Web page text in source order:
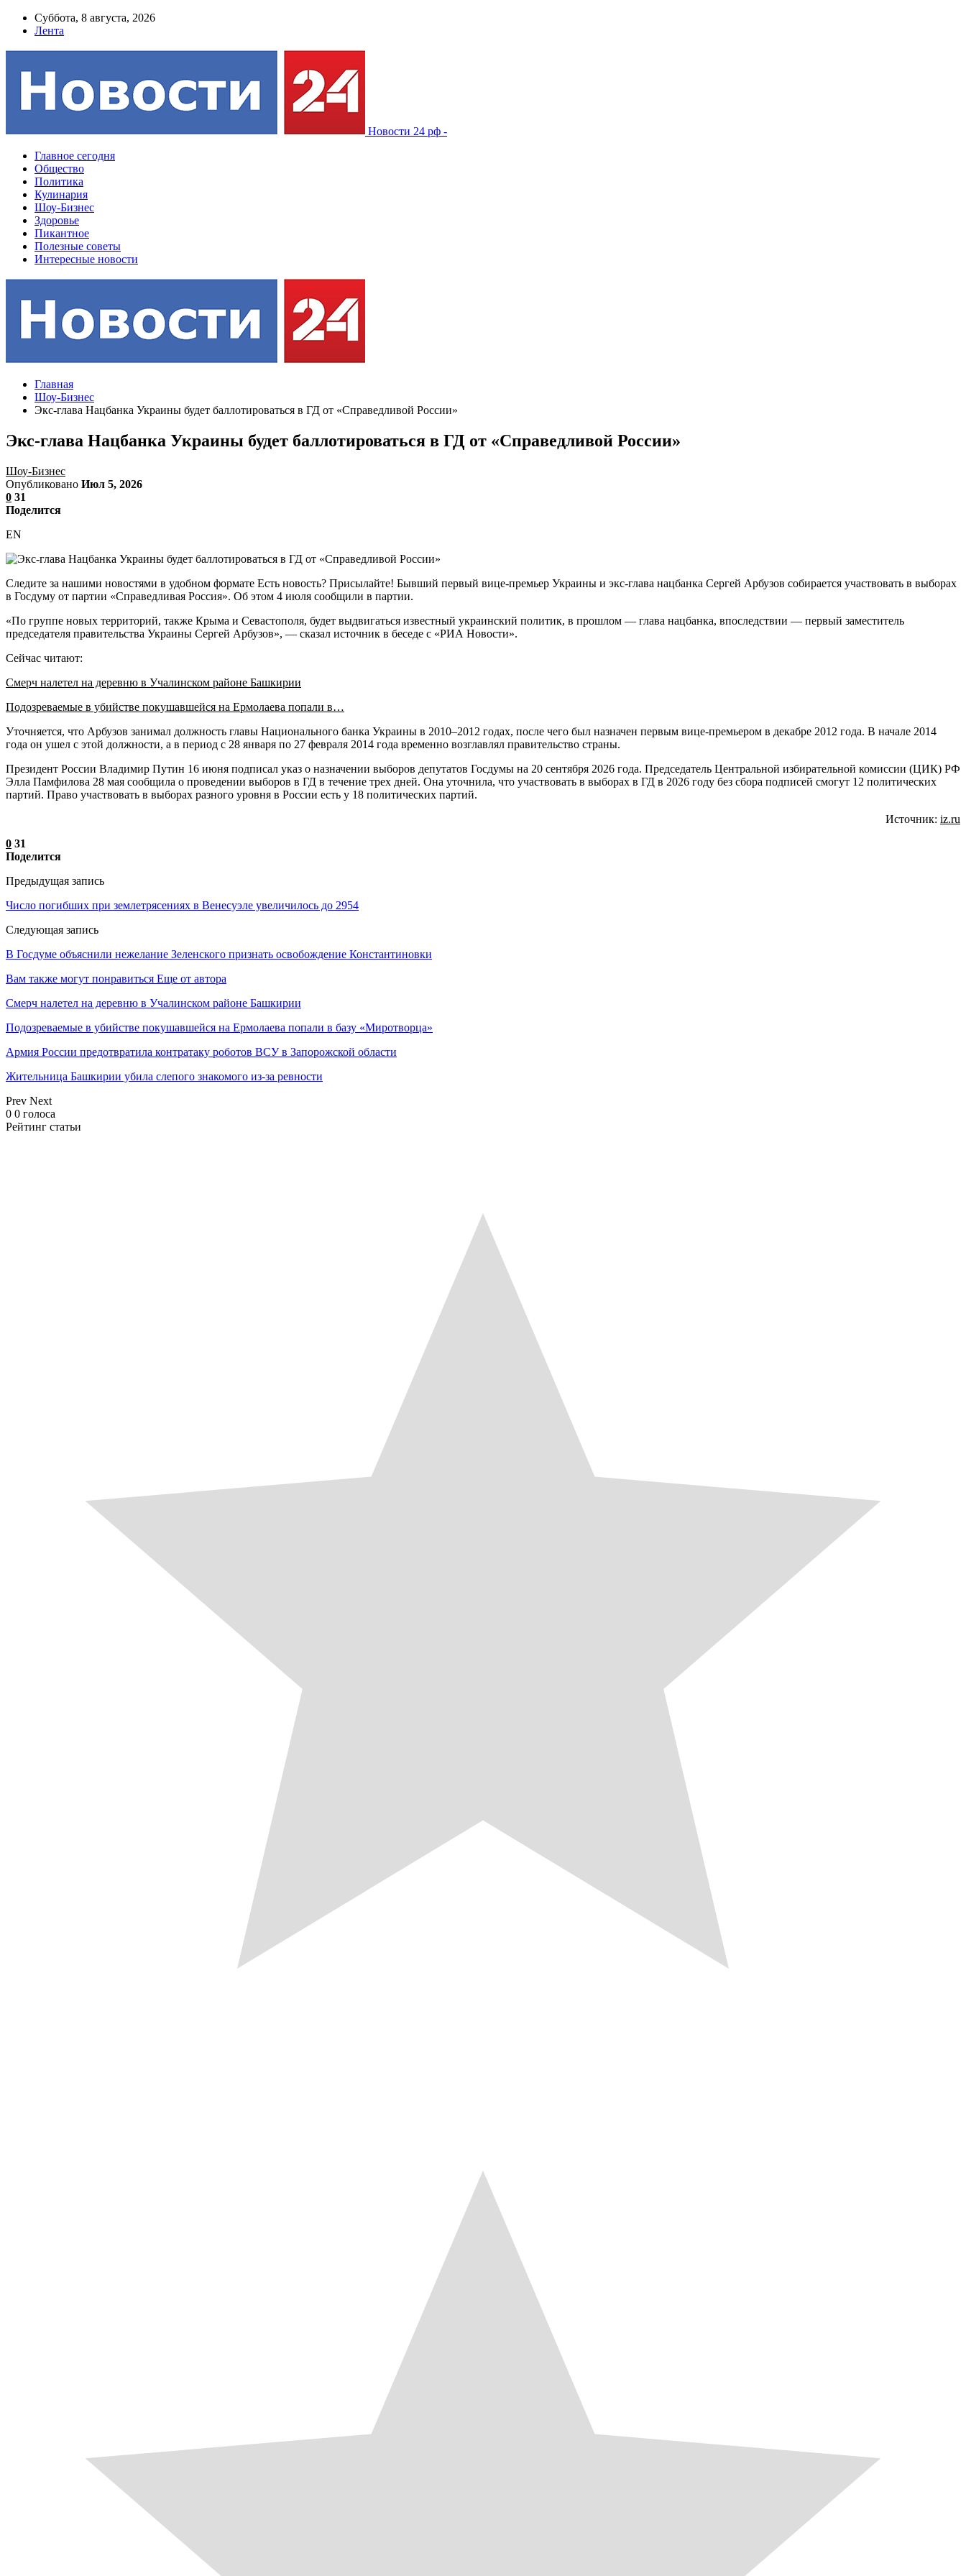
Суббота, 8 августа, 2026
Лента
Новости 24 рф -
Главное сегодня
Общество
Политика
Кулинария
Шоу-Бизнес
Здоровье
Пикантное
Полезные советы
Интересные новости
Главная
Шоу-Бизнес
Экс-глава Нацбанка Украины будет баллотироваться в ГД от «Справедливой России»
Экс-глава Нацбанка Украины будет баллотироваться в ГД от «Справедливой России»
Шоу-Бизнес
Опубликовано Июл 5, 2026
0 31
Поделится
EN
Следите за нашими новостями в удобном формате Есть новость? Присылайте! Бывший первый вице-премьер Украины и экс-глава нацбанка Сергей Арбузов собирается участвовать в выборах
в Госдуму от партии «Справедливая Россия». Об этом 4 июля сообщили в партии.
«По группе новых территорий, также Крыма и Севастополя, будет выдвигаться известный украинский политик, в прошлом — глава нацбанка, впоследствии — первый заместитель
председателя правительства Украины Сергей Арбузов», — сказал источник в беседе с «РИА Новости».
Сейчас читают:
Смерч налетел на деревню в Учалинском районе Башкирии
Подозреваемые в убийстве покушавшейся на Ермолаева попали в…
Уточняется, что Арбузов занимал должность главы Национального банка Украины в 2010–2012 годах, после чего был назначен первым вице-премьером в декабре 2012 года. В начале 2014
года он ушел с этой должности, а в период с 28 января по 27 февраля 2014 года временно возглавлял правительство страны.
Президент России Владимир Путин 16 июня подписал указ о назначении выборов депутатов Госдумы на 20 сентября 2026 года. Председатель Центральной избирательной комиссии (ЦИК) РФ
Элла Памфилова 28 мая сообщила о проведении выборов в ГД в течение трех дней. Она уточнила, что участвовать в выборах в ГД в 2026 году без сбора подписей смогут 12 политических
партий. Право участвовать в выборах разного уровня в России есть у 18 политических партий.
Источник: iz.ru
0 31
Поделится
Предыдущая запись
Число погибших при землетрясениях в Венесуэле увеличилось до 2954
Следующая запись
В Госдуме объяснили нежелание Зеленского признать освобождение Константиновки
Вам также могут понравиться Еще от автора
Смерч налетел на деревню в Учалинском районе Башкирии
Подозреваемые в убийстве покушавшейся на Ермолаева попали в базу «Миротворца»
Армия России предотвратила контратаку роботов ВСУ в Запорожской области
Жительница Башкирии убила слепого знакомого из-за ревности
Prev Next
0 0 голоса
Рейтинг статьи